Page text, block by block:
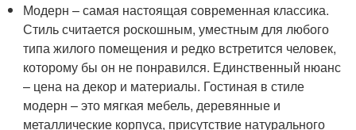
Модерн – самая настоящая современная классика.
Стиль считается роскошным, уместным для любого
типа жилого помещения и редко встретится человек,
которому бы он не понравился. Единственный нюанс
– цена на декор и материалы. Гостиная в стиле
модерн – это мягкая мебель, деревянные и
металлические корпуса, присутствие натурального